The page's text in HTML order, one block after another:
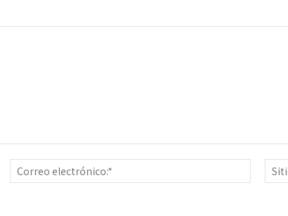
Nombre:*
Correo